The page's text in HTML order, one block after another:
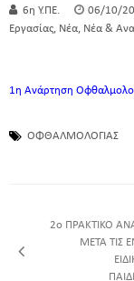
6η Υ.ΠΕ. 06/10/
Εργασίας, Νέα, Νέα &
1η Ανάρτηση
ΟΦΘΑΛΜΟΛΟΓΙΑΣ
2ο ΠΡΑΚΤΙΚΟ
ΜΕΤΑ ΤΙΣ